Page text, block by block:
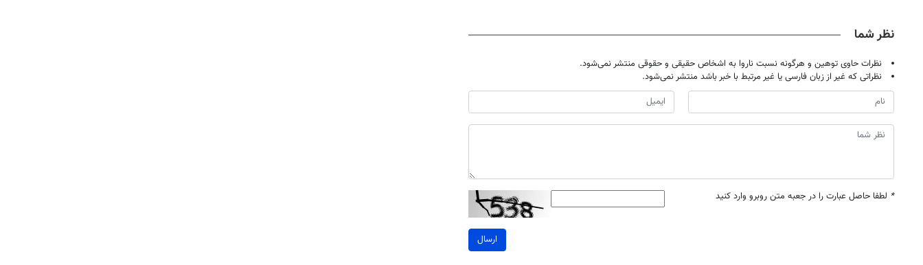
نظر شما
نظرات حاوی توهین و هرگونه نسبت ناروا به اشخاص حقیقی و حقوقی منتشر نمی‌شود.
نظراتی که غیر از زبان فارسی یا غیر مرتبط با خبر باشد منتشر نمی‌شود.
* لطفا حاصل عبارت را در جعبه متن روبرو وارد کنید
ارسال